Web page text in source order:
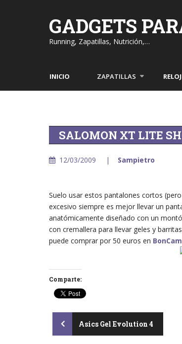
GADGETS
Running, Zapatillas, Nutrición,…
INICIO ZAPATILLAS
SALOMON XT LITE
12/03/2009 Sampietro
Suelo usar estos pantalones cortos
excesivo siempre es mejor llevar un
anatómicamente diseñado con un
con cremallera para llevar geles y
puede comprar por 50 euros en
Comparte:
PostAsics Gel Evolution 4